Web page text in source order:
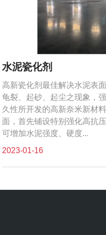
水泥瓷化剂
高新瓷化剂最佳解决水泥表
龟裂、起砂、起尘之现象，
久性所开发的高新奈米新材
面，首先铺设特别强化高抗
可增加水泥强度、硬度...
2023-01-16